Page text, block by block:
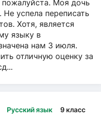
Моя дочь
Не успела переписать
Хотя, является
языку в
нам 3 июля.
отличную оценку за
Русский язык 9 класс